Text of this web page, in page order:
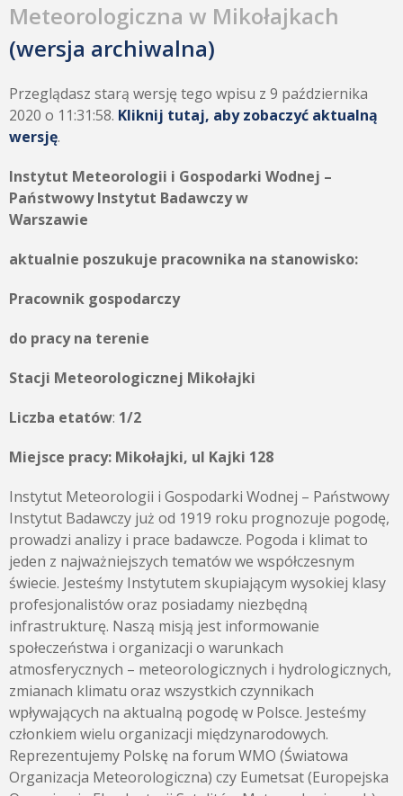
Meteorologiczna w Mikołajkach
(wersja archiwalna)
Przeglądasz starą wersję tego wpisu z 9 października
2020 o 11:31:58. Kliknij tutaj, aby zobaczyć aktualną
wersję.
Instytut Meteorologii i Gospodarki Wodnej –
Państwowy Instytut Badawczy w
Warszawie
aktualnie poszukuje pracownika na stanowisko:
Pracownik gospodarczy
do pracy na terenie
Stacji Meteorologicznej Mikołajki
Liczba etatów: 1/2
Miejsce pracy: Mikołajki, ul Kajki 128
Instytut Meteorologii i Gospodarki Wodnej – Państwowy
Instytut Badawczy już od 1919 roku prognozuje pogodę,
prowadzi analizy i prace badawcze. Pogoda i klimat to
jeden z najważniejszych tematów we współczesnym
świecie. Jesteśmy Instytutem skupiającym wysokiej klasy
profesjonalistów oraz posiadamy niezbędną
infrastrukturę. Naszą misją jest informowanie
społeczeństwa i organizacji o warunkach
atmosferycznych – meteorologicznych i hydrologicznych,
zmianach klimatu oraz wszystkich czynnikach
wpływających na aktualną pogodę w Polsce. Jesteśmy
członkiem wielu organizacji międzynarodowych.
Reprezentujemy Polskę na forum WMO (Światowa
Organizacja Meteorologiczna) czy Eumetsat (Europejska